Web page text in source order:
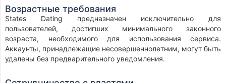
Возрастные требования
States Dating предназначен исключительно для
пользователей, достигших минимального законного
возраста, необходимого для использования сервиса.
Аккаунты, принадлежащие несовершеннолетним, могут быть
удалены без предварительного уведомления.